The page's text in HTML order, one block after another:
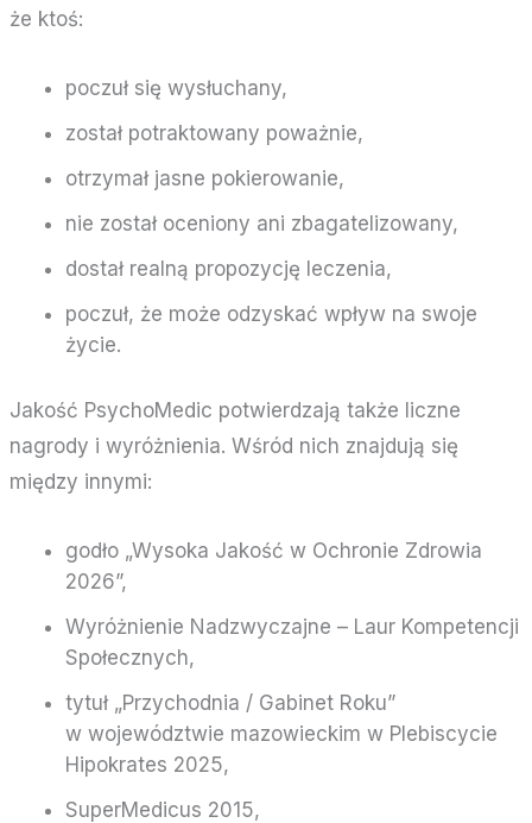
że ktoś:
poczuł się wysłuchany,
został potraktowany poważnie,
otrzymał jasne pokierowanie,
nie został oceniony ani zbagatelizowany,
dostał realną propozycję leczenia,
poczuł, że może odzyskać wpływ na swoje
życie.
Jakość PsychoMedic potwierdzają także liczne
nagrody i wyróżnienia. Wśród nich znajdują się
między innymi:
godło „Wysoka Jakość w Ochronie Zdrowia
2026”,
Wyróżnienie Nadzwyczajne – Laur Kompetencji
Społecznych,
tytuł „Przychodnia / Gabinet Roku”
w województwie mazowieckim w Plebiscycie
Hipokrates 2025,
SuperMedicus 2015,